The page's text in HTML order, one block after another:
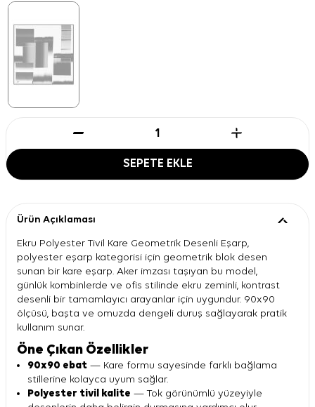
SEPETE EKLE
Ürün Açıklaması
Ekru Polyester Tivil Kare Geometrik Desenli Eşarp,
polyester eşarp kategorisi için geometrik blok desen
sunan bir kare eşarp. Aker imzası taşıyan bu model,
günlük kombinlerde ve ofis stilinde ekru zeminli, kontrast
desenli bir tamamlayıcı arayanlar için uygundur. 90x90
ölçüsü, başta ve omuzda dengeli duruş sağlayarak pratik
kullanım sunar.
Öne Çıkan Özellikler
90x90 ebat — Kare formu sayesinde farklı bağlama
stillerine kolayca uyum sağlar.
Polyester tivil kalite — Tok görünümlü yüzeyiyle